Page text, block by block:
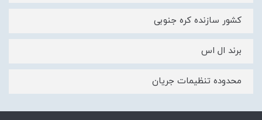
کشور سازنده کره جنوبی
برند ال اس
محدوده تنظیمات جریان